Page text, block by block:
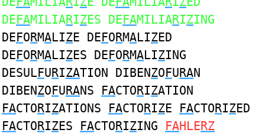
DEFAMILIARIZES DEFAMILIARIZING
DEFORMALIZE DEFORMALIZED
DEFORMALIZES DEFORMALIZING
DESULFURIZATION DIBENZOFURAN
DIBENZOFURANS FACTORIZATION
FACTORIZATIONS FACTORIZE FACTORIZED
FACTORIZES FACTORIZING FAHLERZ